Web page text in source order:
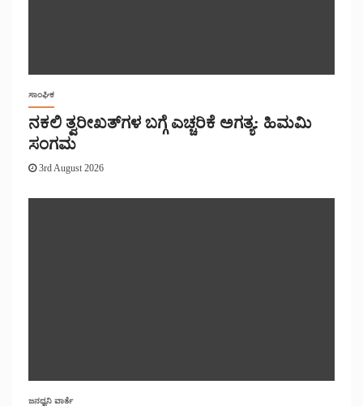
ಸಾಂಘಿಕ
ನಕಲಿ ತ್ವರೀಖತ್‌ಗಳ ಬಗ್ಗೆ ಎಚ್ಚರಿಕೆ ಅಗತ್ಯ: ಹಿಮಮಿ
ಸಂಗಮ
3rd August 2026
ಜನಧ್ವನಿ ವಾರ್ತೆ